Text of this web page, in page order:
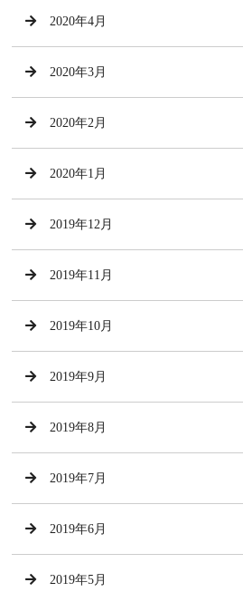
2020年4月
2020年3月
2020年2月
2020年1月
2019年12月
2019年11月
2019年10月
2019年9月
2019年8月
2019年7月
2019年6月
2019年5月